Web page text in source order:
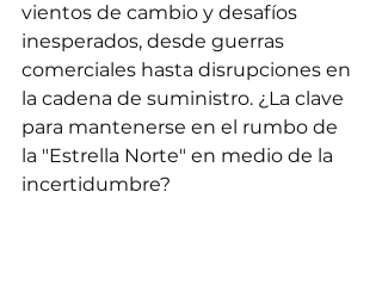
vientos de cambio y desafíos
inesperados, desde guerras
comerciales hasta disrupciones en
la cadena de suministro. ¿La clave
para mantenerse en el rumbo de
la "Estrella Norte" en medio de la
incertidumbre?